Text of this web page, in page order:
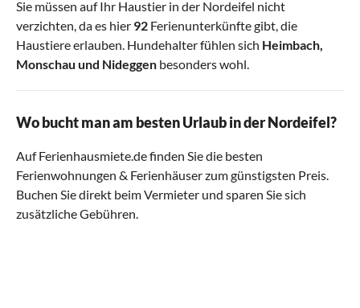
Sie müssen auf Ihr Haustier in der Nordeifel nicht
verzichten, da es hier 92 Ferienunterkünfte gibt, die
Haustiere erlauben. Hundehalter fühlen sich Heimbach,
Monschau und Nideggen besonders wohl.
Wo bucht man am besten Urlaub in der Nordeifel?
Auf Ferienhausmiete.de finden Sie die besten
Ferienwohnungen & Ferienhäuser zum günstigsten Preis.
Buchen Sie direkt beim Vermieter und sparen Sie sich
zusätzliche Gebühren.